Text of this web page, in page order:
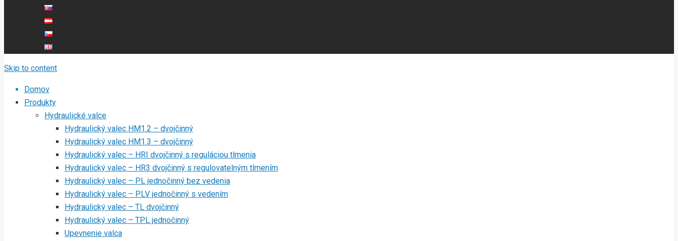
Skip to content
Domov
Produkty
Hydraulické valce
Hydraulický valec HM1.2 – dvojčinný
Hydraulický valec HM1.3 – dvojčinný
Hydraulický valec – HRI dvojčinný s reguláciou tlmenia
Hydraulický valec – HR3 dvojčinný s regulovatelným tlmením
Hydraulický valec – PL jednočinný bez vedenia
Hydraulický valec – PLV jednočinný s vedením
Hydraulický valec – TL dvojčinný
Hydraulický valec – TPL jednočinný
Upevnenie valca